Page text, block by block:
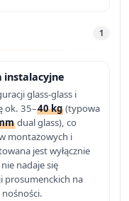
1
glass-glass i
ok. 35–40 kg (typowa
dual glass), co
montażowych i
jest wyłącznie
nadaje się
prosumenckich na